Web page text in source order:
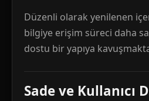
Düzenli olarak yenilenen
bilgiye erişim süreci daha
dostu bir yapıya
Sade ve Kullanıcı